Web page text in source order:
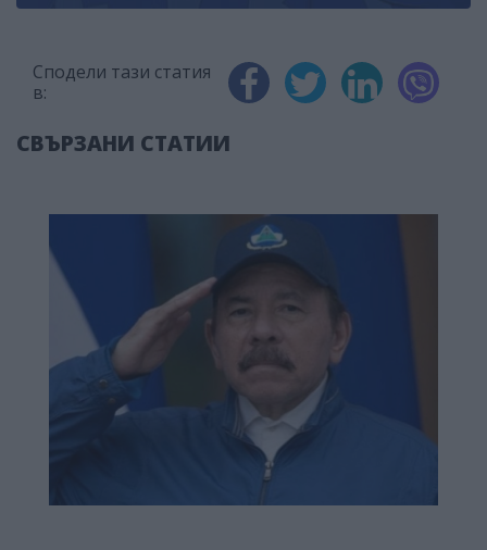
Сподели тази статия
в:
СВЪРЗАНИ СТАТИИ